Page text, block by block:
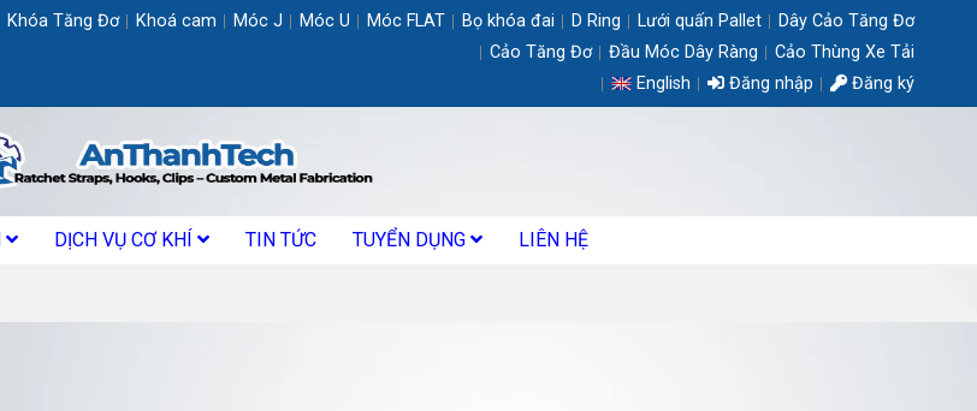
Khóa Tăng Đơ Khoá cam Móc J Móc U Móc FLAT Bọ khóa đai D Ring Lưới quấn Pallet
Dây Cảo Tăng Đơ
Cảo Tăng Đơ
Đầu Móc Dây Ràng
Cảo Thùng Xe Tải
English
Đăng nhập Đăng ký
DỊCH VỤ CƠ KHÍ TIN TỨC TUYỂN DỤNG LIÊN HỆ